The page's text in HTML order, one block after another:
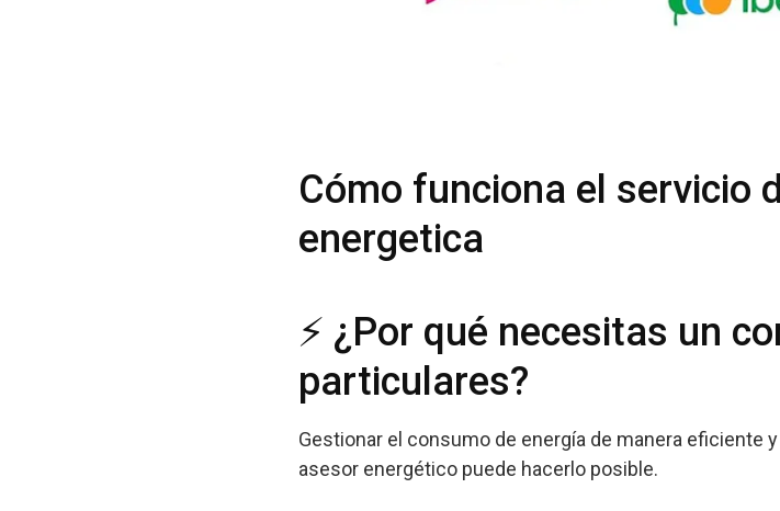
Cómo funciona el servicio
energetica
⚡ ¿Por qué necesitas un
particulares?
Gestionar el consumo de energía de manera eficiente
asesor energético puede hacerlo posible.